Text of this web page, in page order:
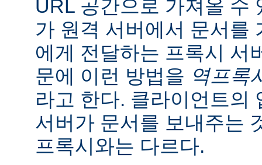
URL 공간으로 가져올 수
가 원격 서버에서 문서를
에게 전달하는 프록시 서
문에 이런 방법을 역프록
라고 한다. 클라이언트의
서버가 문서를 보내주는
프록시와는 다르다.